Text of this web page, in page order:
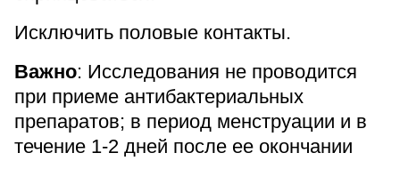
Исключить половые контакты.
Важно: Исследования не проводится
при приеме антибактериальных
препаратов; в период менструации и в
течение 1-2 дней после ее окончании